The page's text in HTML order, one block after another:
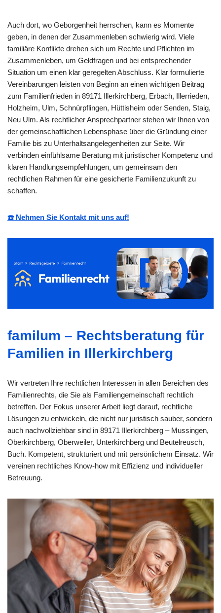
Auch dort, wo Geborgenheit herrschen, kann es Momente
geben, in denen der Zusammenleben schwierig wird. Viele
familiäre Konflikte drehen sich um Rechte und Pflichten im
Zusammenleben, um Geldfragen und bei entsprechender
Situation um einen klar geregelten Abschluss. Klar formulierte
Vereinbarungen leisten von Beginn an einen wichtigen Beitrag
zum Familienfrieden in 89171 Illerkirchberg, Erbach, Illerrieden,
Holzheim, Ulm, Schnürpflingen, Hüttisheim oder Senden, Staig,
Neu Ulm. Als rechtlicher Ansprechpartner stehen wir Ihnen von
der gemeinschaftlichen Lebensphase über die Gründung einer
Familie bis zu Unterhaltsangelegenheiten zur Seite. Wir
verbinden einfühlsame Beratung mit juristischer Kompetenz und
klaren Handlungsempfehlungen, um gemeinsam den
rechtlichen Rahmen für eine gesicherte Familienzukunft zu
schaffen.
☎️ Nehmen Sie Kontakt mit uns auf!
familum – Rechtsberatung für
Familien in Illerkirchberg
Wir vertreten Ihre rechtlichen Interessen in allen Bereichen des
Familienrechts, die Sie als Familiengemeinschaft rechtlich
betreffen. Der Fokus unserer Arbeit liegt darauf, rechtliche
Lösungen zu entwickeln, die nicht nur juristisch sauber, sondern
auch nachvollziehbar sind in 89171 Illerkirchberg – Mussingen,
Oberkirchberg, Oberweiler, Unterkirchberg und Beutelreusch,
Buch. Kompetent, strukturiert und mit persönlichem Einsatz. Wir
vereinen rechtliches Know-how mit Effizienz und individueller
Betreuung.